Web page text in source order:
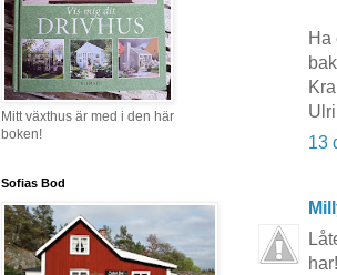
Ha
13
har!
Mitt växthus är med i den här
boken!
Sofias Bod